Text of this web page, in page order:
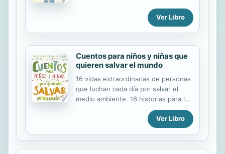
disfruta en los espectáculos
deportivos. Tendrá que pelear con
toda su fuerza interior para sanar de
Ver Libro
Cuentos para niños y niñas que
quieren salvar el mundo
16 vidas extraordinarias de personas
que luchan cada día por salvar el
medio ambiente. 16 historias para los
pequeños héroes que salvarán
nuestro planeta. ¡Somos la última
generación que puede cambiar el
mundo! Nunca se es demasiado
jóven para salvar el mundo. Este es
Ver Libro